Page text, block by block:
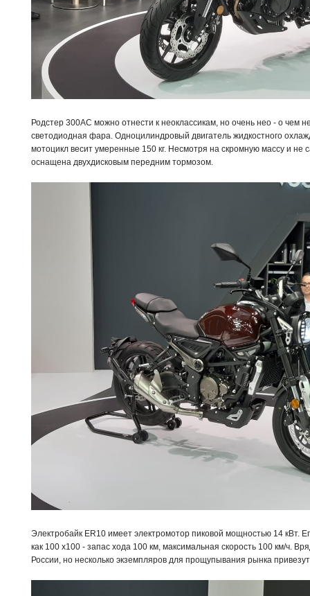
Родстер 300АС можно отнести к неоклассикам, но очень нео - о чем
светодиодная фара. Одноцилиндровый двигатель жидкостного
мотоцикл весит умеренные 150 кг. Несмотря на скромную массу и
оснащена двухдисковым передним тормозом.
Электробайк ER10 имеет электромотор пиковой мощностью 14 кВт.
как 100 х100 - запас хода 100 км, максимальная скорость 100 км/ч.
России, но несколько экземпляров для прощупывания рынка